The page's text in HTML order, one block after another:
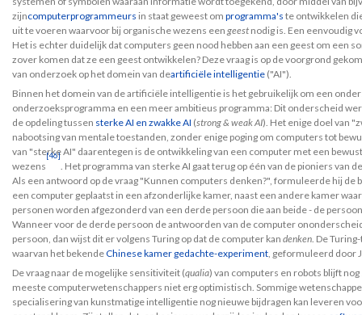
zijncomputerprogrammeurs in staat geweest om programma's te ontwikkelen
uit te voeren waarvoor bij organische wezens een geest nodig is. Een eenvoudig
Het is echter duidelijk dat computers geen nood hebben aan een geest om een
zover komen dat ze een geest ontwikkelen? Deze vraag is op de voorgrond
van onderzoek op het domein van deartificiële intelligentie ("AI").
Binnen het domein van de artificiële intelligentie is het gebruikelijk om een
onderzoeksprogramma en een meer ambitieus programma: Dit onderscheid
de opdeling tussen sterke AI en zwakke AI (strong & weak AI). Het enige doel van
nabootsing van mentale toestanden, zonder enige poging om computers tot
van "sterke AI" daarentegen is de ontwikkeling van een computer met een
wezens
[46]
. Het programma van sterke AI gaat terug op één van de pioniers van
Als een antwoord op de vraag "Kunnen computers denken?", formuleerde hij de
een computer geplaatst in een afzonderlijke kamer, naast een andere kamer
personen worden afgezonderd van een derde persoon die aan beide - de
Wanneer voor de derde persoon de antwoorden van de computer
persoon, dan wijst dit er volgens Turing op dat de computer kan denken. De
waarvan het bekendeChinese kamer gedachte-experiment, geformuleerd door
De vraag naar de mogelijke sensitiviteit (qualia) van computers en robots blijft
meeste computerwetenschappers niet erg optimistisch. Sommige
specialisering van kunstmatige intelligentie nog nieuwe bijdragen kan leveren